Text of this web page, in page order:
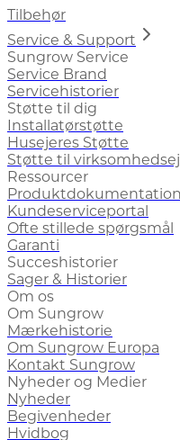
Tilbehør
Service & Support
Sungrow Service
Service Brand
Servicehistorier
Støtte til dig
Installatørstøtte
Husejeres Støtte
Støtte til
Ressourcer
Produktdokumentation
Kundeserviceportal
Ofte stillede spørgsmål
Garanti
Succeshistorier
Sager & Historier
Om os
Om Sungrow
Mærkehistorie
Om Sungrow Europa
Kontakt Sungrow
Nyheder og Medier
Nyheder
Begivenheder
Hvidbog